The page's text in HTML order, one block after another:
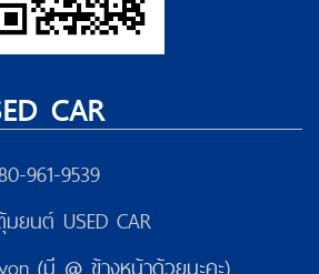
CAR
961-9539
ยนต์ USED CAR